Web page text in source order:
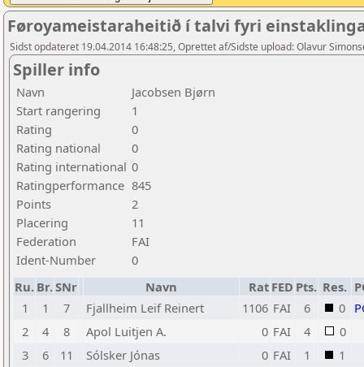
Føroyameistaraheitið í talvi fyri
Sidst opdateret 19.04.2014 16:48:25, Oprettet af/Sidste upload: Olavur
Spiller info
Navn
Jacobsen Bjørn
Start rangering
1
Rating
0
Rating national
0
Rating international 0
Ratingperformance 845
Points
2
Placering
11
Federation
FAI
Ident-Number
0
Ru. Br.SNr Navn Rat FED Pts. Res.
1
1 7 Fjallheim Leif Reinert 1106 FAI 6 0
2
4 8 Apol Luitjen A. 0 FAI 4
0
3
6 11 Sólsker Jónas 0 FAI 1
1